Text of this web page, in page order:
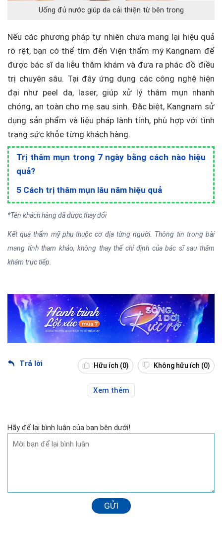
Uống đủ nước giúp da cải thiện từ bên trong
Nếu các phương pháp tự nhiên chưa mang lại hiệu quả
rõ rệt, bạn có thể tìm đến Viện thẩm mỹ Kangnam để
được bác sĩ da liễu thăm khám và đưa ra phác đồ điều
trị chuyên sâu. Tại đây ứng dụng các công nghệ hiện
đại như peel da, laser, giúp xử lý thâm mụn nhanh
chóng, an toàn cho mẹ sau sinh. Đặc biệt, Kangnam sử
dụng sản phẩm và liệu pháp lành tính, phù hợp với tình
trạng sức khỏe từng khách hàng.
Trị thâm mụn trong 7 ngày bằng cách nào hiệu
quả?
5 Cách trị thâm mụn lâu năm hiệu quả
*Tên khách hàng đã được thay đổi
Kết quả thẩm mỹ phụ thuộc cơ địa từng người. Thông tin trong bài
mang tính tham khảo, không thay thế chỉ định của bác sĩ sau thăm
khám trực tiếp.
Trả lời Hữu ích (0) Không hữu ích (0)
Xem thêm
Hãy để lại bình luận của bạn bên dưới!
GỬI